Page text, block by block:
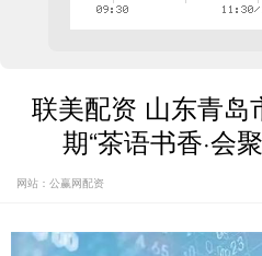
联美配资 山东青岛
期“茶语书香·会
网站：公赢网配资